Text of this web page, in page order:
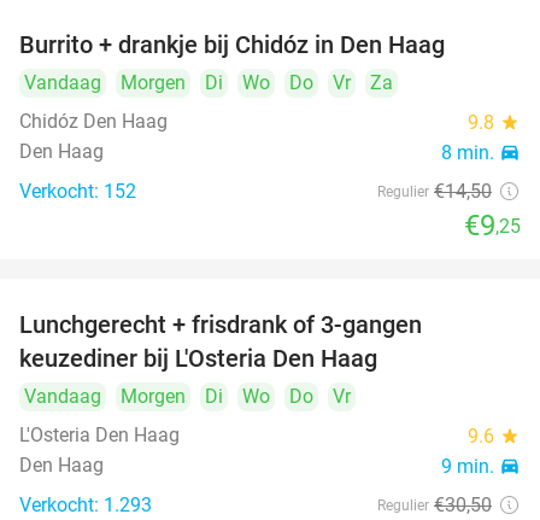
Burrito + drankje bij Chidóz in Den Haag
Vandaag Morgen Di Wo Do Vr
Za
Chidóz Den Haag
9.8 star
Den Haag 8 min. directions_car
Verkocht: 152 Regulier €14,50
€9,25
Lunchgerecht + frisdrank of 3-gangen
keuzediner bij L'Osteria Den Haag
Vandaag Morgen Di Wo Do
Vr
L'Osteria Den Haag
9.6 star
Den Haag 9 min. directions_car
Verkocht: 1.293 Regulier €30,50